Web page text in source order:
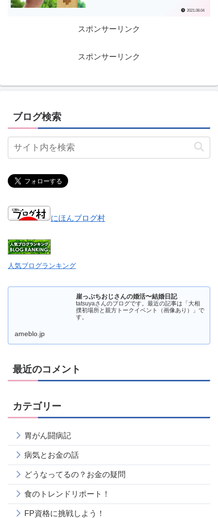
2021.08.04
スポンサーリンク
スポンサーリンク
ブログ検索
にほんブログ村
人気ブログランキング
崖っぷちおじさんの婚活〜結婚日記
tatsuyaさんのブログです。最近の記事は「大相
撲初場所と親方トークイベント（画像あり）」で
す。
ameblo.jp
最近のコメント
カテゴリー
胃がん闘病記
病気とお金の話
どうなってるの？お金の疑問
食のトレンドリポート！
FP資格に挑戦しよう！